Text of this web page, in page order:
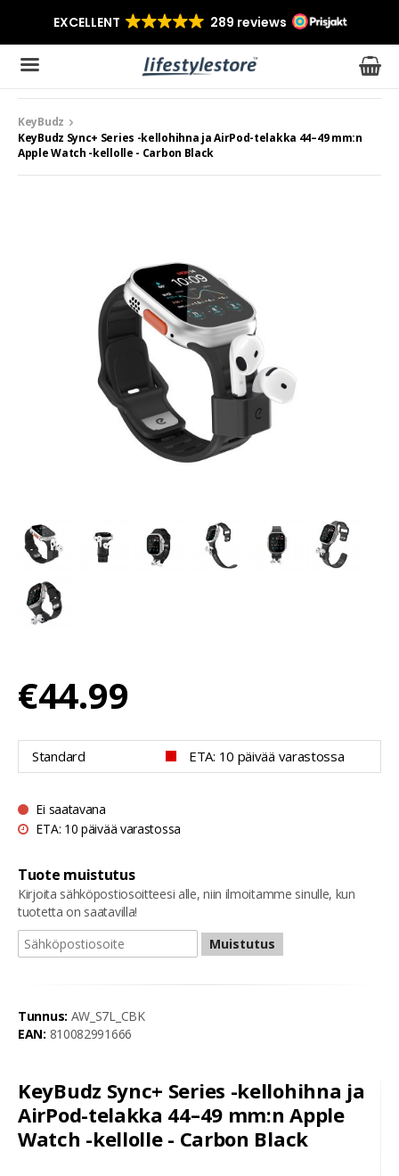
KeyBudz
KeyBudz Sync+ Series -kellohihna ja AirPod-telakka 44–49 mm:n
Apple Watch -kellolle - Carbon Black
KeyBudz Sync+ Series -kellohihna ja
AirPod-telakka 44–49 mm:n Apple
Watch -kellolle - Carbon Black
€44.99
Standard ETA: 10 päivää varastossa
Ei saatavana
ETA: 10 päivää varastossa
Tuote muistutus
Kirjoita sähköpostiosoitteesi alle, niin ilmoitamme sinulle, kun
tuotetta on saatavilla!
Muistutus
Tunnus: AW_S7L_CBK
EAN: 810082991666